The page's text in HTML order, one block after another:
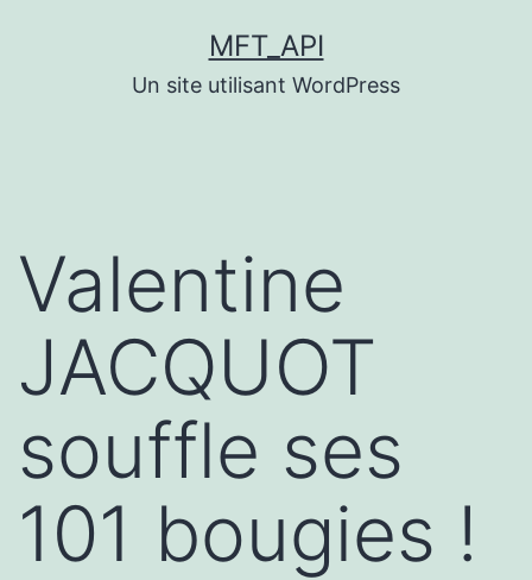
MFT_API
Un site utilisant WordPress
Valentine
JACQUOT
souffle ses
101 bougies !